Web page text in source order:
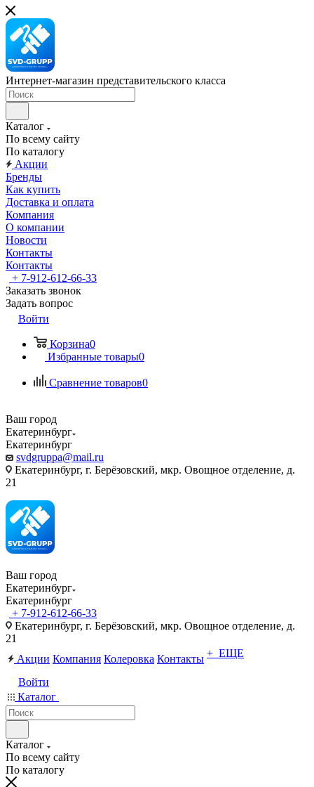
Интернет-магазин представительского класса
Каталог
По всему сайту
По каталогу
Акции
Бренды
Как купить
Доставка и оплата
Компания
О компании
Новости
Контакты
Контакты
+ 7-912-612-66-33
Заказать звонок
Задать вопрос
Войти
Корзина0
Избранные товары0
Сравнение товаров0
Ваш город
Екатеринбург
Екатеринбург
svdgruppa@mail.ru
Екатеринбург, г. Берёзовский, мкр. Овощное отделение, д.
21
Ваш город
Екатеринбург
Екатеринбург
+ 7-912-612-66-33
Екатеринбург, г. Берёзовский, мкр. Овощное отделение, д.
21
Акции Компания Колеровка Контакты + ЕЩЕ
Войти
Каталог
Каталог
По всему сайту
По каталогу